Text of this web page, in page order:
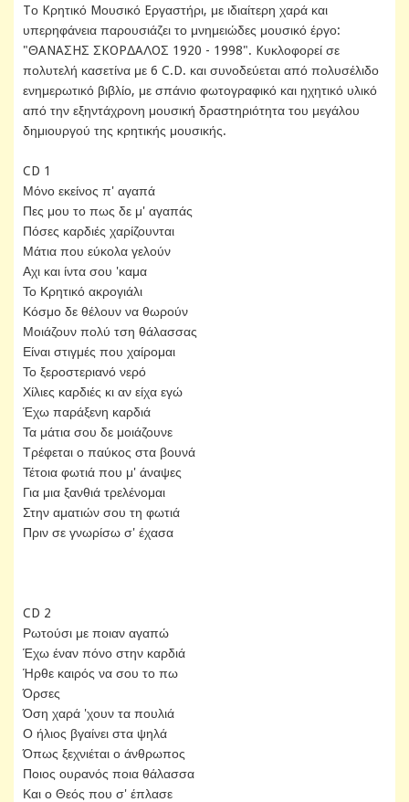
Tο Kρητικό Mουσικό Eργαστήρι, με ιδιαίτερη χαρά και
υπερηφάνεια παρουσιάζει το μνημειώδες μουσικό έργο:
"ΘANAΣHΣ ΣKOPΔAΛOΣ 1920 - 1998". Kυκλοφορεί σε
πολυτελή κασετίνα με 6 C.D. και συνοδεύεται από πολυσέλιδο
ενημερωτικό βιβλίο, με σπάνιο φωτογραφικό και ηχητικό υλικό
από την εξηντάχρονη μουσική δραστηριότητα του μεγάλου
δημιουργού της κρητικής μουσικής.
CD 1
Μόνο εκείνος π' αγαπά
Πες μου το πως δε μ' αγαπάς
Πόσες καρδιές χαρίζουνται
Μάτια που εύκολα γελούν
Αχι και ίντα σου 'καμα
Το Κρητικό ακρογιάλι
Κόσμο δε θέλουν να θωρούν
Μοιάζουν πολύ τση θάλασσας
Είναι στιγμές που χαίρομαι
Το ξεροστεριανό νερό
Χίλιες καρδιές κι αν είχα εγώ
Έχω παράξενη καρδιά
Τα μάτια σου δε μοιάζουνε
Τρέφεται ο παύκος στα βουνά
Τέτοια φωτιά που μ' άναψες
Για μια ξανθιά τρελένομαι
Στην αματιών σου τη φωτιά
Πριν σε γνωρίσω σ' έχασα
CD 2
Ρωτούσι με ποιαν αγαπώ
Έχω έναν πόνο στην καρδιά
Ήρθε καιρός να σου το πω
Όρσες
Όση χαρά 'χουν τα πουλιά
Ο ήλιος βγαίνει στα ψηλά
Όπως ξεχνιέται ο άνθρωπος
Ποιος ουρανός ποια θάλασσα
Και ο Θεός που σ' έπλασε